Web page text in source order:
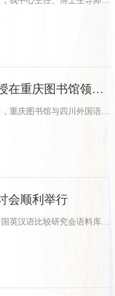
外国语文研究中心姜淑芹教授在重庆图书馆领读经典短篇小说
2024年9月21日，重庆图书馆与四川外国语大学英语学院《英文经典选读》课程组联合推出的“英阅船:英语经典·短篇悦享”领读活动在重庆图书馆启动。首场活动由外国语文中心姜淑芹教授领读经典短篇小...
会顺利举行
9月21日，由中国英汉语比较研究会语料库语言学专业委员主办、四川外国语大学外国语文研究中心与科研处联合承办的“第一届局部语法研究专题研讨会”通过线上会议平台顺利举行。本次研讨会聚焦局部语法这一核心...